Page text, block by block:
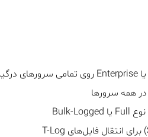
نوع Full یا Bulk-Logged